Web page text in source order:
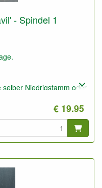
- Spindel 1
Niedrigstamm oder
(1,5 bis 2,5 m) und
besser auf weniger
Vergleich zu M9 und
€ 19.95